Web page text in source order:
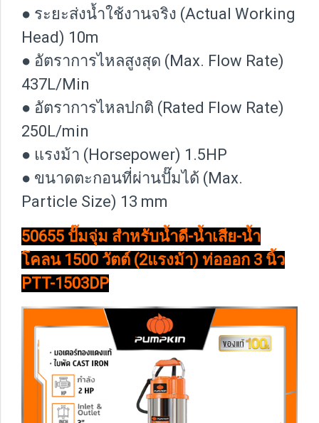
● ระยะส่งน้ำใช้งานจริง (Actual Working
Head) 10m
● อัตราการไหลสูงสุด (Max. Flow Rate)
437L/Min
● อัตราการไหลปกติ (Rated Flow Rate)
250L/min
● แรงม้า (Horsepower) 1.5HP
● ขนาดตะกอนที่ผ่านปั๊มได้ (Max.
Particle Size) 13 mm
50655 ปั๊มจุ่ม สำหรับน้ำดี-น้ำเสีย-น้ำ
โคลน 1500 วัตต์ (2แรงม้า) ท่อออก 3 นิ้ว
PTT-1503DP